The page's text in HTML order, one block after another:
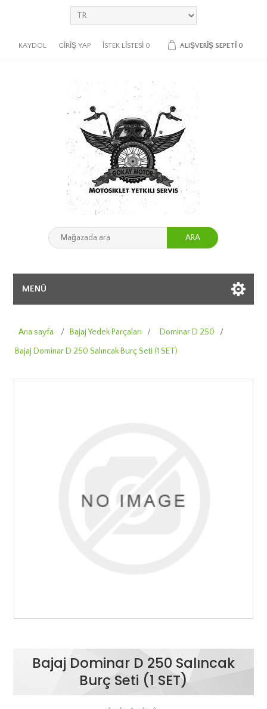
KAYDOL GIRIŞ YAP İSTEK LISTESI 0 ALIŞVERIŞ SEPETI 0
ARA
MENÜ
Ana sayfa / Bajaj Yedek Parçaları / Dominar D 250
/
Bajaj Dominar D 250 Salıncak Burç Seti (1 SET)
Bajaj Dominar D 250 Salıncak
Burç Seti (1 SET)